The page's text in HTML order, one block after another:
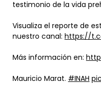
testimonio de la vida
Visualiza el reporte de
nuestro canal: https://
Más información en:
Mauricio Marat. #INAH